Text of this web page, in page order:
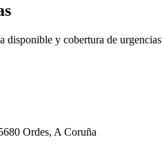
disponible y cobertura de urgencias
Ordes, A Coruña